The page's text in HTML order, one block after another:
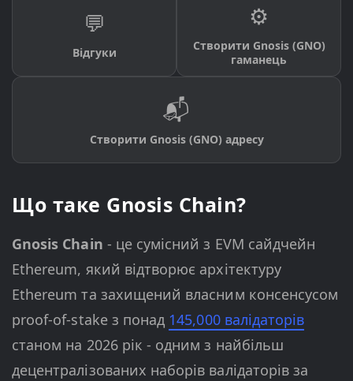
💬
Відгуки
⚙️
Створити Gnosis (GNO)
гаманець
📬
Створити Gnosis (GNO) адресу
Що таке Gnosis Chain?
Gnosis Chain - це сумісний з EVM сайдчейн
Ethereum, який відтворює архітектуру
Ethereum та захищений власним консенсусом
proof-of-stake з понад 145,000 валідаторів
станом на 2026 рік - одним з найбільш
децентралізованих наборів валідаторів за